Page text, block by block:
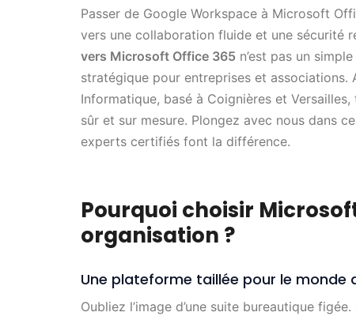
Passer de Google Workspace à Microsoft
vers une collaboration fluide et une sécurité
vers Microsoft Office 365 n’est pas un
stratégique pour entreprises et associations.
Informatique, basé à Coignières et
sûr et sur mesure. Plongez avec nous dans
experts certifiés font la différence.
Pourquoi choisir
organisation ?
Une plateforme taillée pour le monde
Oubliez l’image d’une suite bureautique